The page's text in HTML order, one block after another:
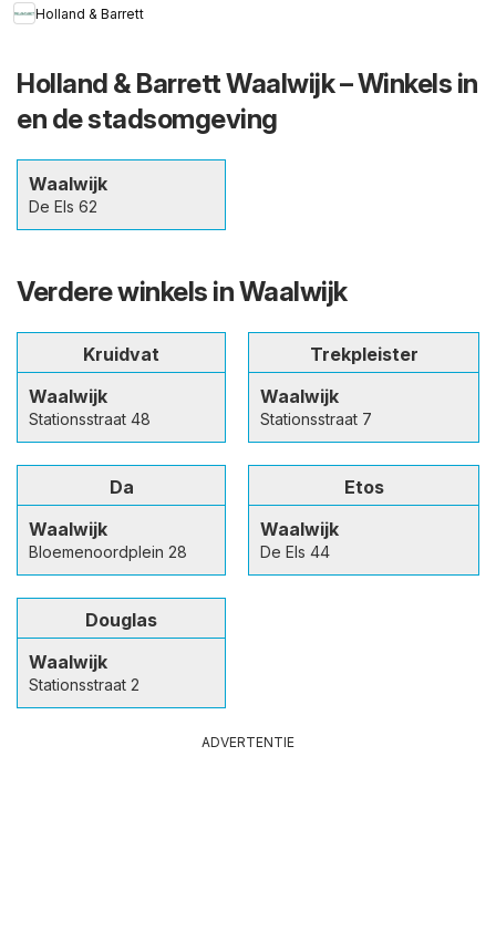
Holland & Barrett
Holland & Barrett Waalwijk – Winkels in
en de stadsomgeving
Waalwijk
De Els 62
Verdere winkels in Waalwijk
Kruidvat
Waalwijk
Stationsstraat 48
Trekpleister
Waalwijk
Stationsstraat 7
Da
Waalwijk
Bloemenoordplein 28
Etos
Waalwijk
De Els 44
Douglas
Waalwijk
Stationsstraat 2
ADVERTENTIE